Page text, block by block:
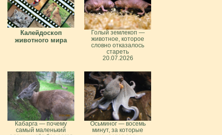
Калейдоскоп
животного мира
Голый землекоп —
животное, которое
словно отказалось
стареть
20.07.2026
Кабарга — почему
самый маленький
Осьминог — восемь
минут, за которые